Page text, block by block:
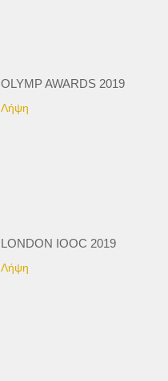
OLYMP AWARDS 2019
Λήψη
LONDON IOOC 2019
Λήψη